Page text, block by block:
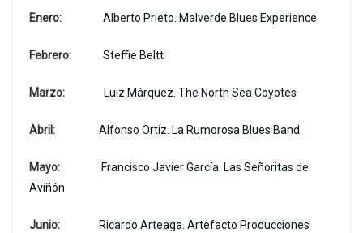
Enero: Alberto Prieto. Malverde Blues Experience
Febrero: Steffie Beltt
Marzo: Luiz Márquez. The North Sea Coyotes
Abril: Alfonso Ortiz. La Rumorosa Blues Band
Mayo:
Francisco Javier García. Las Señoritas de
Aviñón
Junio: Ricardo Arteaga. Artefacto Producciones